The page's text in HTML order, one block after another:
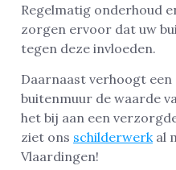
Regelmatig onderhoud
zorgen ervoor dat uw
tegen deze invloeden.
Daarnaast verhoogt
buitenmuur de waarde
het bij aan een
ziet ons schilderwerkal
Vlaardingen!